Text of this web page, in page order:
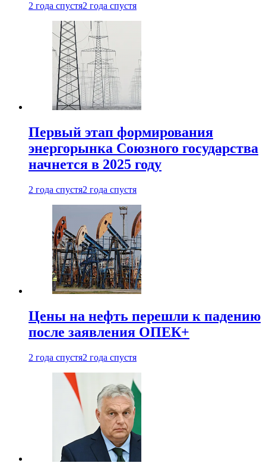
2 года спустя2 года спустя
Первый этап формирования
энергорынка Союзного государства
начнется в 2025 году
2 года спустя2 года спустя
Цены на нефть перешли к падению
после заявления ОПЕК+
2 года спустя2 года спустя